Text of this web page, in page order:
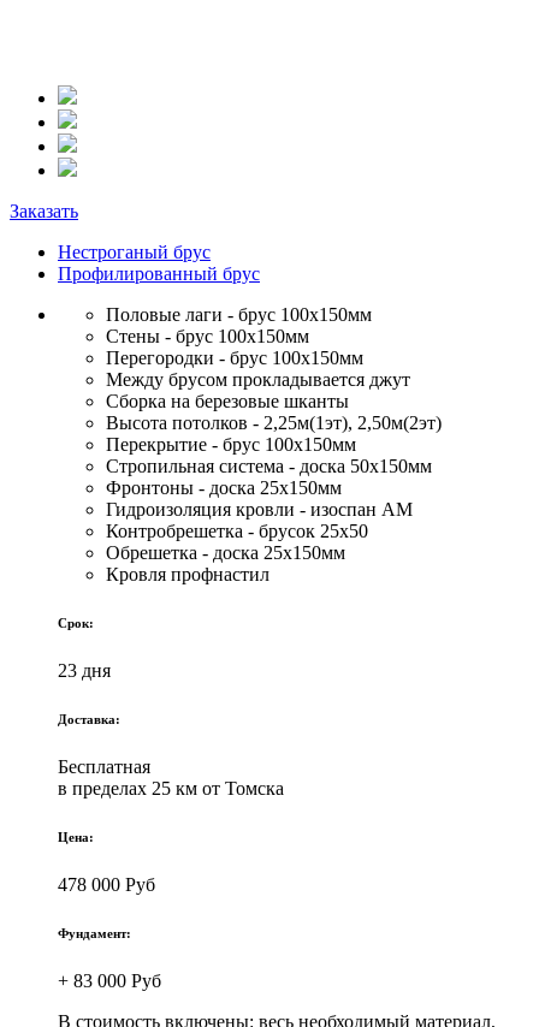
Заказать
Нестроганый брус
Профилированный брус
Половые лаги - брус 100х150мм
Стены - брус 100х150мм
Перегородки - брус 100х150мм
Между брусом прокладывается джут
Сборка на березовые шканты
Высота потолков - 2,25м(1эт), 2,50м(2эт)
Перекрытие - брус 100х150мм
Стропильная система - доска 50х150мм
Фронтоны - доска 25х150мм
Гидроизоляция кровли - изоспан АМ
Контробрешетка - брусок 25х50
Обрешетка - доска 25х150мм
Кровля профнастил
Срок:
23 дня
Доставка:
Бесплатная
в пределах 25 км от Томска
Цена:
478 000 Руб
Фундамент:
+ 83 000 Руб
В стоимость включены: весь необходимый материал,